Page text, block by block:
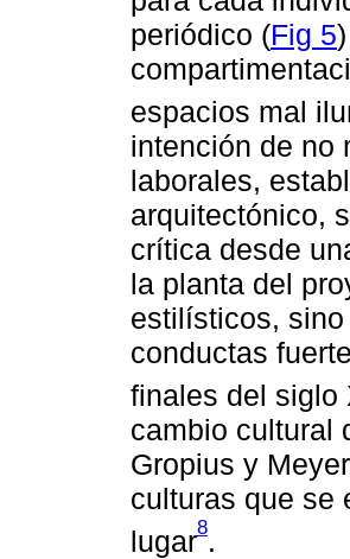
periódico (Fig 5
espacios mal
intención de no
laborales,
arquitectónico,
crítica desde
la planta del
estilísticos,
conductas
finales del siglo
cambio cultural
Gropius y
culturas que se
lugar8.